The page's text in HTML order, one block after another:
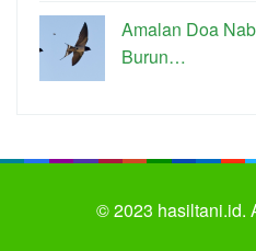
Amalan Doa
Burun…
© 2023 hasiltani.id.